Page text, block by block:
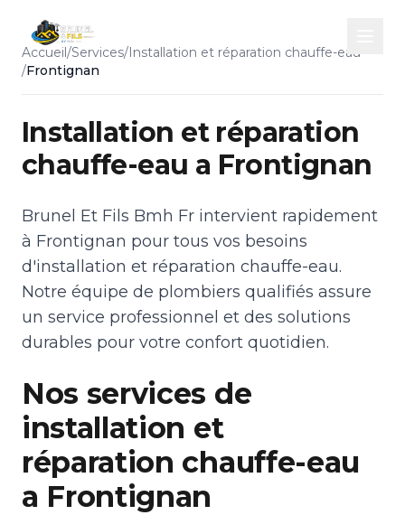
Accueil/Services/Installation et réparation chauffe-eau
/Frontignan
Installation et réparation
chauffe-eau a Frontignan
Brunel Et Fils Bmh Fr intervient rapidement
à Frontignan pour tous vos besoins
d'installation et réparation chauffe-eau.
Notre équipe de plombiers qualifiés assure
un service professionnel et des solutions
durables pour votre confort quotidien.
Nos services de
installation et
réparation chauffe-eau
a Frontignan